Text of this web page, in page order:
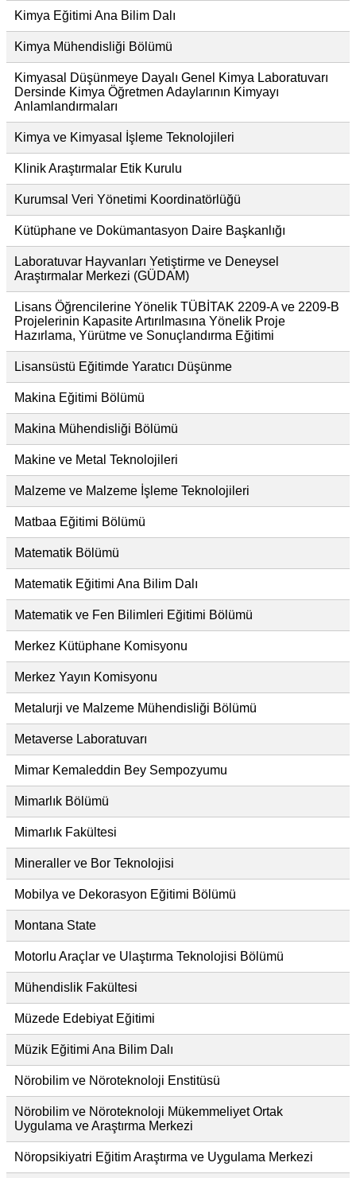
Kimya Eğitimi Ana Bilim Dalı
Kimya Mühendisliği Bölümü
Kimyasal Düşünmeye Dayalı Genel Kimya Laboratuvarı
Dersinde Kimya Öğretmen Adaylarının Kimyayı
Anlamlandırmaları
Kimya ve Kimyasal İşleme Teknolojileri
Klinik Araştırmalar Etik Kurulu
Kurumsal Veri Yönetimi Koordinatörlüğü
Kütüphane ve Dokümantasyon Daire Başkanlığı
Laboratuvar Hayvanları Yetiştirme ve Deneysel
Araştırmalar Merkezi (GÜDAM)
Lisans Öğrencilerine Yönelik TÜBİTAK 2209-A ve 2209-B
Projelerinin Kapasite Artırılmasına Yönelik Proje
Hazırlama, Yürütme ve Sonuçlandırma Eğitimi
Lisansüstü Eğitimde Yaratıcı Düşünme
Makina Eğitimi Bölümü
Makina Mühendisliği Bölümü
Makine ve Metal Teknolojileri
Malzeme ve Malzeme İşleme Teknolojileri
Matbaa Eğitimi Bölümü
Matematik Bölümü
Matematik Eğitimi Ana Bilim Dalı
Matematik ve Fen Bilimleri Eğitimi Bölümü
Merkez Kütüphane Komisyonu
Merkez Yayın Komisyonu
Metalurji ve Malzeme Mühendisliği Bölümü
Metaverse Laboratuvarı
Mimar Kemaleddin Bey Sempozyumu
Mimarlık Bölümü
Mimarlık Fakültesi
Mineraller ve Bor Teknolojisi
Mobilya ve Dekorasyon Eğitimi Bölümü
Montana State
Motorlu Araçlar ve Ulaştırma Teknolojisi Bölümü
Mühendislik Fakültesi
Müzede Edebiyat Eğitimi
Müzik Eğitimi Ana Bilim Dalı
Nörobilim ve Nöroteknoloji Enstitüsü
Nörobilim ve Nöroteknoloji Mükemmeliyet Ortak
Uygulama ve Araştırma Merkezi
Nöropsikiyatri Eğitim Araştırma ve Uygulama Merkezi